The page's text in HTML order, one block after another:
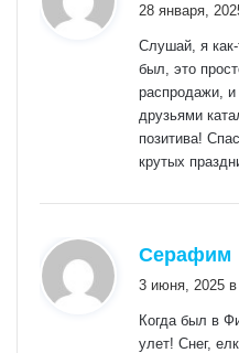
28 января,
Слушай, я
был, это
распродажи,
друзьями
позитива!
крутых
Серафим
3 июня, 2025
Когда был в
улет! Снег,